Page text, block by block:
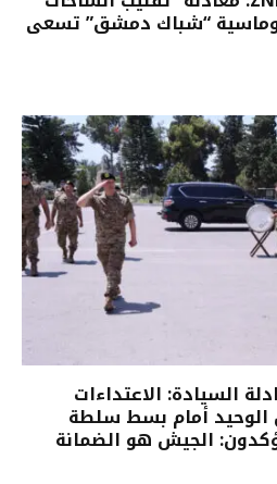
“شباك دمشق” تسعى
السيادة: الاعتداءات
الوحيد أمام بسط سلطة
الجيش هو الضمانة